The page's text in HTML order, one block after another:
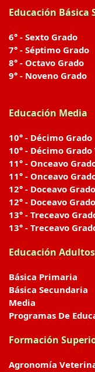
Educación Básica
6° - Sexto Grado
7° - Séptimo Grado
8° - Octavo Grado
9° - Noveno Grado
Educación Media
10° - Décimo Grado
10° - Décimo
11° - Onceavo
11° - Onceavo
12° - Doceavo
12° - Doceavo
13° - Treceavo
13° - Treceavo
Educación Adultos
Básica Primaria
Básica Secundaria
Media
Programas De
Formación
Agronomía